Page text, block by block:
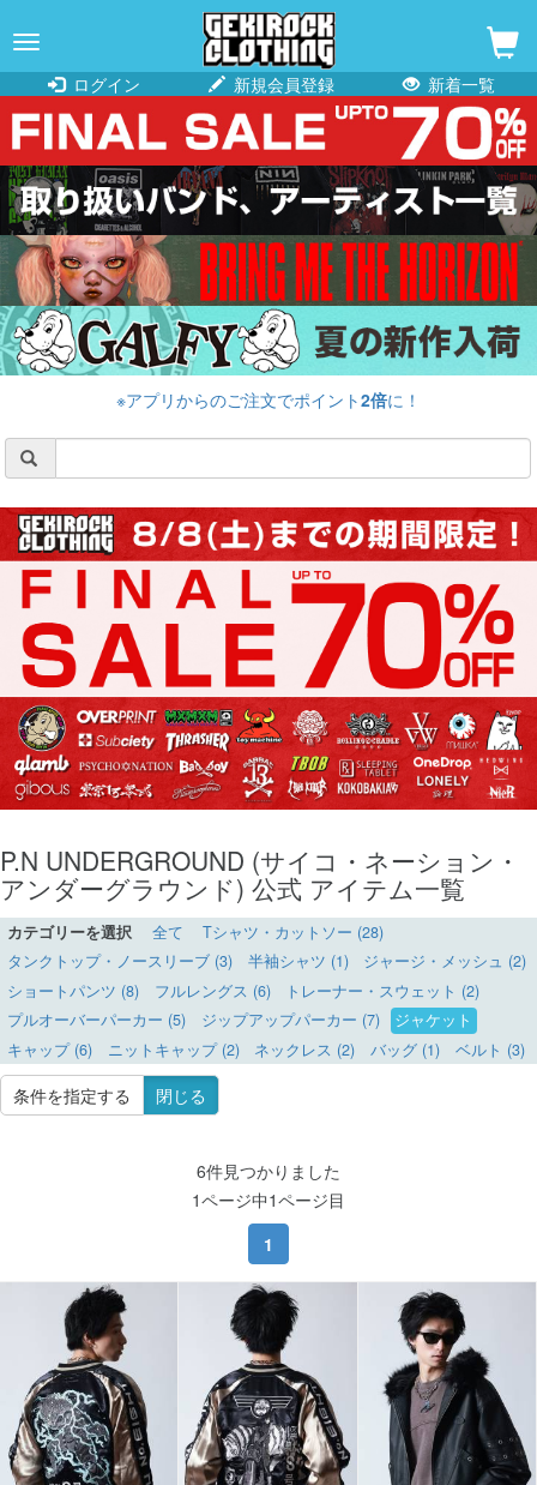
navigation
ログイン
新規会員登録 新着一覧
※アプリからのご注文でポイント2倍に！
P.N UNDERGROUND (サイコ・ネーション・
アンダーグラウンド) 公式 アイテム一覧
カテゴリーを選択 全て
Tシャツ・カットソー (28)
タンクトップ・ノースリーブ (3)
半袖シャツ (1)
ジャージ・メッシュ (2)
ショートパンツ (8)
フルレングス (6)
トレーナー・スウェット (2)
プルオーバーパーカー (5)
ジップアップパーカー (7)
ジャケット
キャップ (6)
ニットキャップ (2) ネックレス (2) バッグ (1) ベルト (3)
条件を指定する 閉じる
6件見つかりました
1ページ中1ページ目
1